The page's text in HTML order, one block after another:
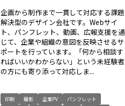
企画から制作まで一貫して対応する課題
解決型のデザイン会社です。Webサイ
ト、パンフレット、動画、広報支援を通
じて、企業や組織の意図を反映させるサ
ポートを行っています。「何から相談す
ればいいかわからない」という未経験者
の方にも寄り添って対応しま...
印刷 撮影 企業PV
パンフレット